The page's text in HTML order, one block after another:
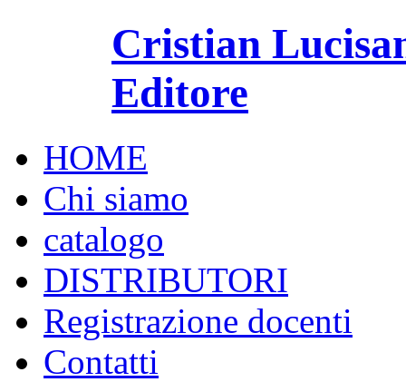
Cristian
Editore
HOME
Chi siamo
catalogo
DISTRIBUTORI
Registrazione docenti
Contatti